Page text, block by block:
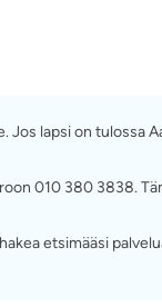
lapsi on tulossa
010 380 3838.
etsimääsi